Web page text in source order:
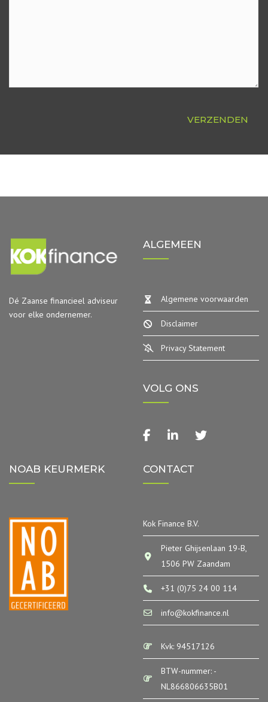
Dé Zaanse financieel adviseur
voor elke ondernemer.
ALGEMEEN
Algemene voorwaarden
Disclaimer
Privacy Statement
VOLG ONS
facebook
linkedintwitter
NOAB KEURMERK CONTACT
Kok Finance B.V.
Pieter Ghijsenlaan 19-B,
1506 PW Zaandam
+31 (0)75 24 00 114
info@kokfinance.nl
Kvk: 94517126
BTW-nummer: -
NL866806635B01